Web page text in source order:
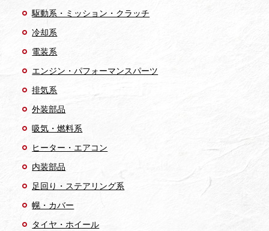
駆動系・ミッション・クラッチ
冷却系
電装系
エンジン・パフォーマンスパーツ
排気系
外装部品
吸気・燃料系
ヒーター・エアコン
内装部品
足回り・ステアリング系
幌・カバー
タイヤ・ホイール